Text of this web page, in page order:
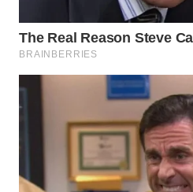
WN
PURWAKARTA
TIMUR
SEMARANG